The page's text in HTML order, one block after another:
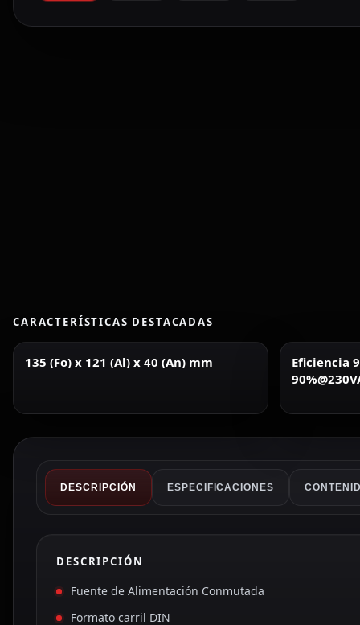
CARACTERÍSTICAS DESTACADAS
135 (Fo) x 121 (Al) x 40 (An) mm
Eficiencia
DESCRIPCIÓN ESPECIFICACIONES
DESCRIPCIÓN
Fuente de Alimentación Conmutada
Formato carril DIN